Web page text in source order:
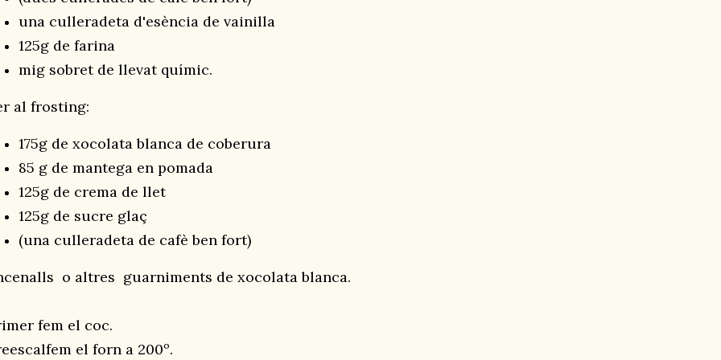
una culleradeta d'esència de vainilla
125g de farina
mig sobret de llevat químic.
al frosting:
175g de xocolata blanca de coberura
85 g de mantega en pomada
125g de crema de llet
125g de sucre glaç
(una culleradeta de cafè ben fort)
o altres guarniments de xocolata blanca.
fem el coc.
el forn a 200º.